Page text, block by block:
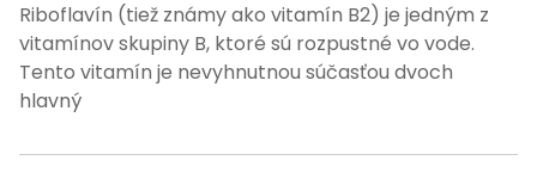
Riboflavín (tiež známy ako vitamín B2) je jedným z
vitamínov skupiny B, ktoré sú rozpustné vo vode.
Tento vitamín je nevyhnutnou súčasťou dvoch
hlavný